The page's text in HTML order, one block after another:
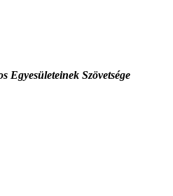
Egyesületeinek Szövetsége